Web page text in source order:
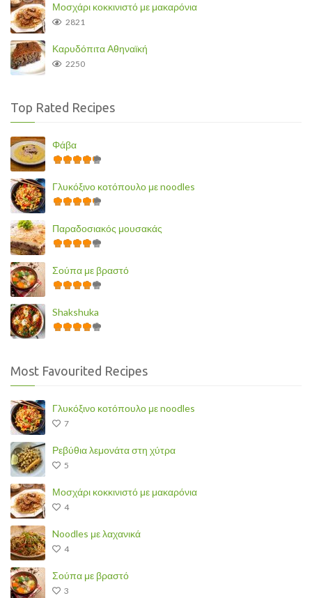
Μοσχάρι κοκκινιστό με μακαρόνια
2821
Καρυδόπιτα Αθηναϊκή
2250
Top Rated Recipes
Φάβα
Γλυκόξινο κοτόπουλο με noodles
Παραδοσιακός μουσακάς
Σούπα με βραστό
Shakshuka
Most Favourited Recipes
Γλυκόξινο κοτόπουλο με noodles
7
Ρεβύθια λεμονάτα στη χύτρα
5
Μοσχάρι κοκκινιστό με μακαρόνια
4
Noodles με λαχανικά
4
Σούπα με βραστό
3